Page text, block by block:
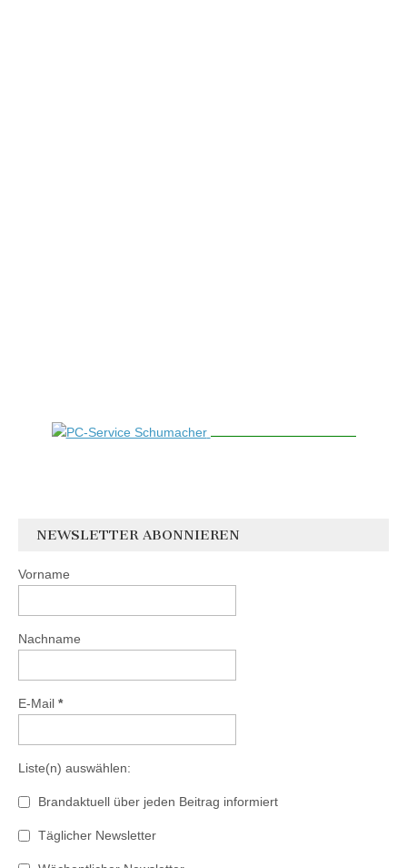
NEWSLETTER ABONNIEREN
Vorname
Nachname
E-Mail *
Liste(n) auswählen:
Brandaktuell über jeden Beitrag informiert
Täglicher Newsletter